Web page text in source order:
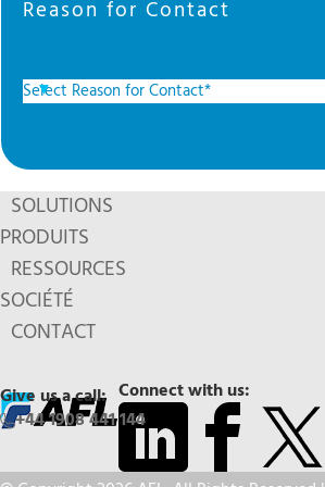
Reason for Contact
SOLUTIONS
PRODUITS
RESSOURCES
SOCIÉTÉ
CONTACT
Connect with us:
Give us a call:
+44 1908 441 144